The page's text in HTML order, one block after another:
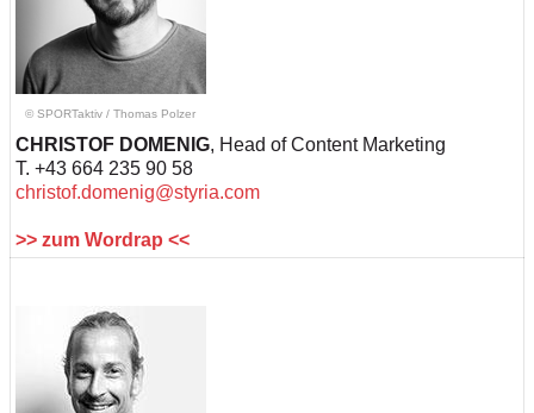
© SPORTaktiv / Thomas Polzer
CHRISTOF DOMENIG, Head of Content Marketing
T. +43 664 235 90 58
christof.domenig@styria.com
>> zum Wordrap <<